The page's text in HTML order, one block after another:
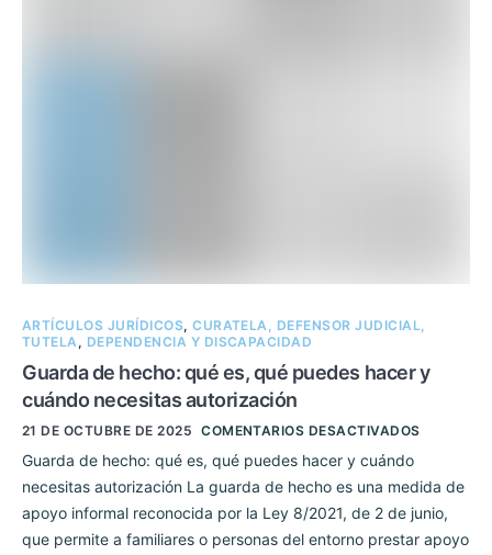
ARTÍCULOS JURÍDICOS,CURATELA, DEFENSOR JUDICIAL,
TUTELA, DEPENDENCIA Y DISCAPACIDAD
Guarda de hecho: qué es, qué puedes hacer y
cuándo necesitas autorización
21 DE OCTUBRE DE 2025 COMENTARIOS DESACTIVADOS
Guarda de hecho: qué es, qué puedes hacer y cuándo
necesitas autorización La guarda de hecho es una medida de
apoyo informal reconocida por la Ley 8/2021, de 2 de junio,
que permite a familiares o personas del entorno prestar apoyo